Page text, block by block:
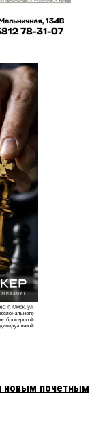
новым почетным